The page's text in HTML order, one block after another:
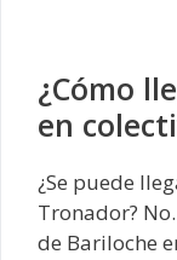
¿Cómo
en
¿Se puede
Tronador?
de Bariloche